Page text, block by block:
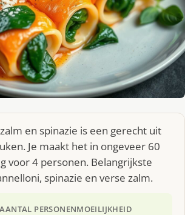
en spinazie is een gerecht uit
Je maakt het in ongeveer 60
voor 4 personen. Belangrijkste
spinazie en verse zalm.
AANTAL PERSONENMOEILIJKHEID